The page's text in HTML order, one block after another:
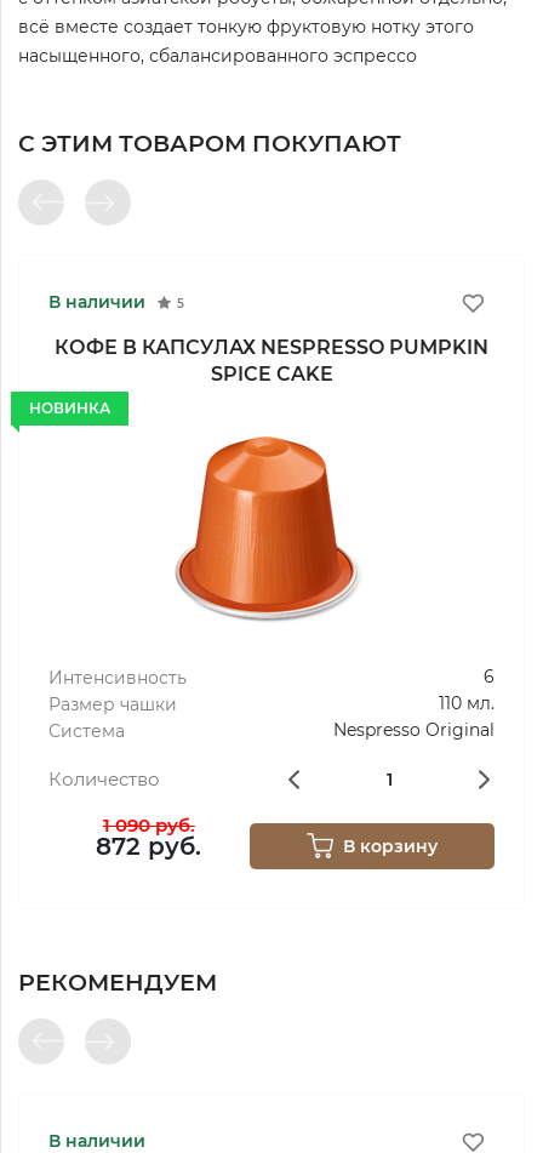
всё вместе создает тонкую фруктовую нотку этого
насыщенного, сбалансированного эспрессо
С ЭТИМ ТОВАРОМ ПОКУПАЮТ
В наличии 5
НОВИНКА
КОФЕ В КАПСУЛАХ NESPRESSO PUMPKIN
SPICE CAKE
Интенсивность
6
Размер чашки
110 мл.
Система
Nespresso Original
Количество
1 090 руб.
872 руб. В корзину
РЕКОМЕНДУЕМ
В наличии